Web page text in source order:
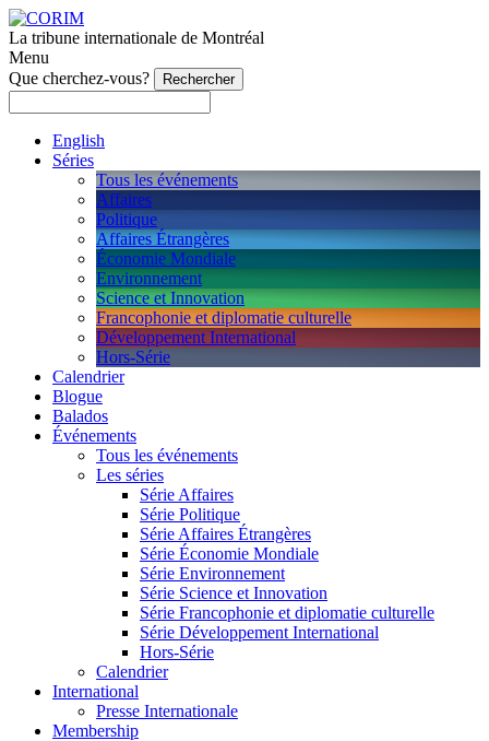
La tribune internationale de Montréal
Menu
Que cherchez-vous?
English
Séries
Tous les événements
Affaires
Politique
Affaires Étrangères
Économie Mondiale
Environnement
Science et Innovation
Francophonie et diplomatie culturelle
Développement International
Hors-Série
Calendrier
Blogue
Balados
Événements
Tous les événements
Les séries
Série Affaires
Série Politique
Série Affaires Étrangères
Série Économie Mondiale
Série Environnement
Série Science et Innovation
Série Francophonie et diplomatie culturelle
Série Développement International
Hors-Série
Calendrier
International
Presse Internationale
Membership